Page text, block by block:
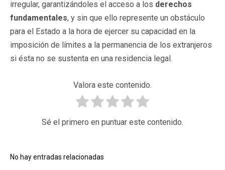
irregular, garantizándoles el acceso a los derechos
fundamentales, y sin que ello represente un obstáculo
para el Estado a la hora de ejercer su capacidad en la
imposición de límites a la permanencia de los extranjeros
si ésta no se sustenta en una residencia legal.
Valora este contenido.
Sé el primero en puntuar este contenido.
No hay entradas relacionadas